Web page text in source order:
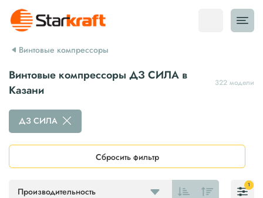
Винтовые компрессоры
Винтовые компрессоры ДЗ СИЛА в
Казани
322 модели
Производительность
ДЗ СИЛА
Сбросить фильтр
1